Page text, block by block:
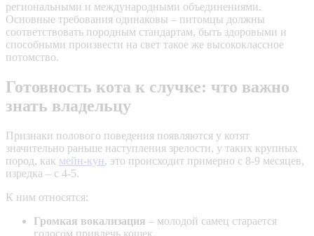
региональными и международными объединениями.
Основные требования одинаковы – питомцы должны
соответствовать породным стандартам, быть здоровыми и
способными произвести на свет такое же высококлассное
потомство.
Готовность кота к случке: что важно
знать владельцу
Признаки полового поведения появляются у котят
значительно раньше наступления зрелости, у таких крупных
пород, как мейн-кун, это происходит примерно с 8-9 месяцев,
изредка – с 4-5.
К ним относятся:
Громкая вокализация – молодой самец старается
голосом привлечь кошек.